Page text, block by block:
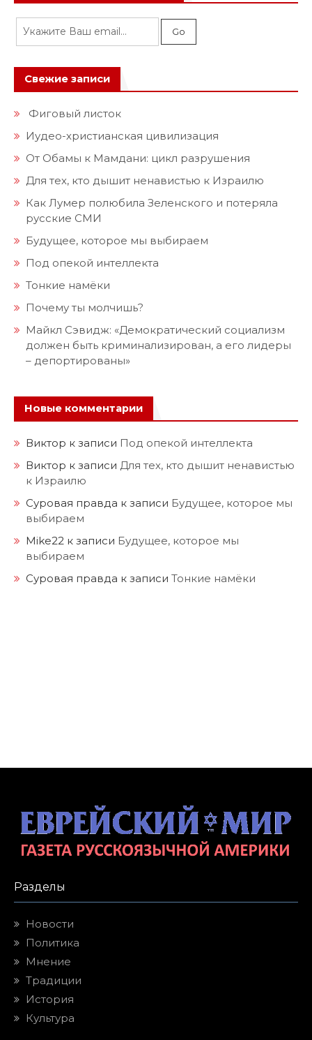
Свежие записи
Фиговый листок
Иудео-христианская цивилизация
От Обамы к Мамдани: цикл разрушения
Для тех, кто дышит ненавистью к Израилю
Как Лумер полюбила Зеленского и потеряла
русские СМИ
Будущее, которое мы выбираем
Под опекой интеллекта
Тонкие намёки
Почему ты молчишь?
Майкл Сэвидж: «Демократический социализм
должен быть криминализирован, а его лидеры
– депортированы»
Новые комментарии
Виктор к записи Под опекой интеллекта
Виктор к записи Для тех, кто дышит ненавистью
к Израилю
Суровая правда к записи Будущее, которое мы
выбираем
Mike22 к записи Будущее, которое мы
выбираем
Суровая правда к записи Тонкие намёки
Разделы
Новости
Политика
Мнение
Традиции
История
Культура